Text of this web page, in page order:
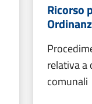
Ricorso
relativa a
comunali